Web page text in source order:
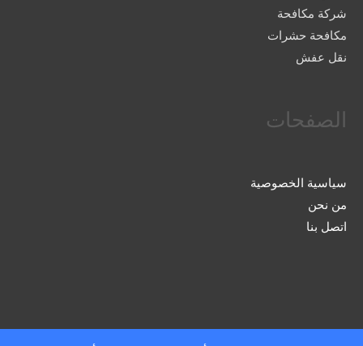
شركة مكافحة
مكافحة حشرات
نقل عفش
الصفحات
سياسية الخصوصية
من نحن
اتصل بنا